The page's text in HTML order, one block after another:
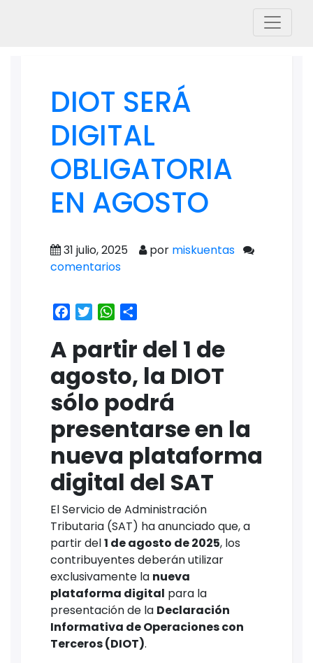
DIOT SERÁ
DIGITAL
OBLIGATORIA
EN AGOSTO
31 julio, 2025 por miskuentas
comentarios
Facebook
TwitterWhatsApp
A partir del 1 de
agosto, la DIOT
sólo podrá
presentarse en la
nueva plataforma
digital del SAT
El Servicio de Administración
Tributaria (SAT) ha anunciado que, a
partir del1 de agosto de 2025, los
contribuyentes deberán utilizar
exclusivamente la nueva
plataforma digital para la
presentación de la Declaración
Informativa de Operaciones con
Terceros (DIOT).